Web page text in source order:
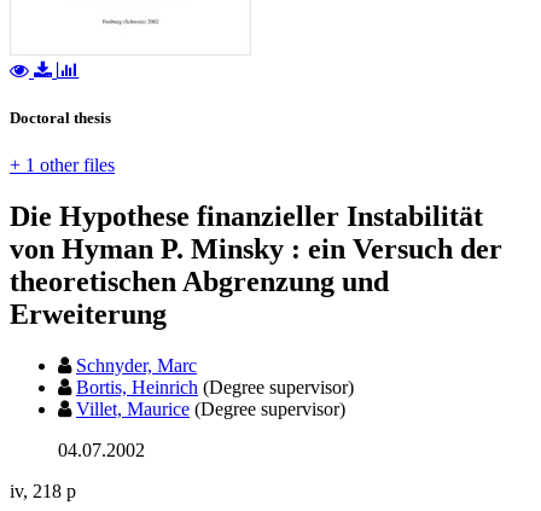
Doctoral thesis
+ 1 other files
Die Hypothese finanzieller Instabilität
von Hyman P. Minsky : ein Versuch der
theoretischen Abgrenzung und
Erweiterung
Schnyder, Marc
Bortis, Heinrich (Degree supervisor)
Villet, Maurice (Degree supervisor)
04.07.2002
iv, 218 p